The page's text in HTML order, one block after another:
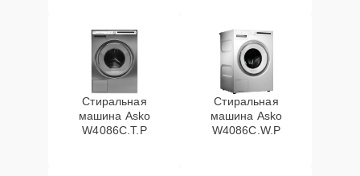
Стиральная
машина Asko
W4086C.T.P
Стиральная
машина Asko
W4086C.W.P